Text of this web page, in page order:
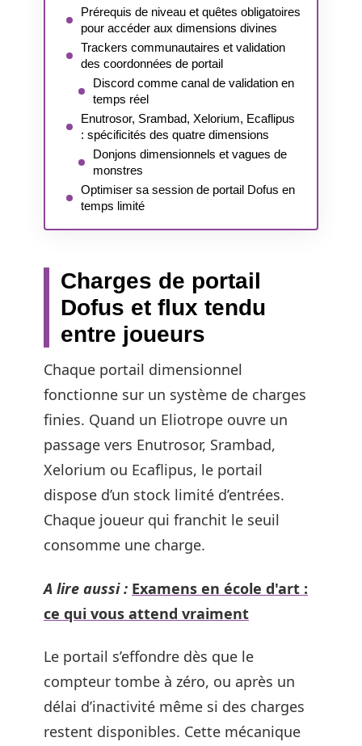
Prérequis de niveau et quêtes obligatoires
pour accéder aux dimensions divines
Trackers communautaires et validation
des coordonnées de portail
Discord comme canal de validation en
temps réel
Enutrosor, Srambad, Xelorium, Ecaflipus
: spécificités des quatre dimensions
Donjons dimensionnels et vagues de
monstres
Optimiser sa session de portail Dofus en
temps limité
Charges de portail
Dofus et flux tendu
entre joueurs
Chaque portail dimensionnel
fonctionne sur un système de charges
finies. Quand un Eliotrope ouvre un
passage vers Enutrosor, Srambad,
Xelorium ou Ecaflipus, le portail
dispose d’un stock limité d’entrées.
Chaque joueur qui franchit le seuil
consomme une charge.
A lire aussi : Examens en école d'art :
ce qui vous attend vraiment
Le portail s’effondre dès que le
compteur tombe à zéro, ou après un
délai d’inactivité même si des charges
restent disponibles. Cette mécanique